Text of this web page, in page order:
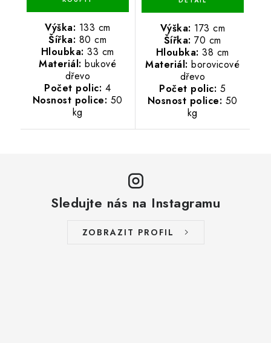
Výška: 133 cm
Šířka: 80 cm
Hloubka: 33 cm
Materiál: bukové
dřevo
Počet polic: 4
Nosnost police: 50
kg
Výška: 173 cm
Šířka:70 cm
Hloubka: 38 cm
Materiál: borovicové
dřevo
Počet polic: 5
Nosnost police: 50
kg
Sledujte nás na Instagramu
ZOBRAZIT PROFIL